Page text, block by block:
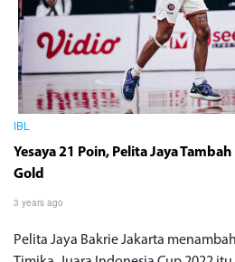
IBL
Yesaya 21 Poin, Pelita Jaya
Gold
3 years ago
Pelita Jaya Bakrie Jakarta